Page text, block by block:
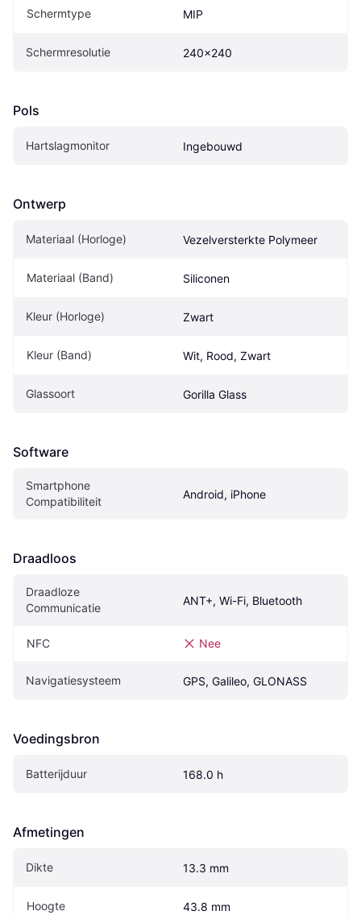
Schermtype MIP
Schermresolutie 240x240
Pols
Hartslagmonitor Ingebouwd
Ontwerp
Materiaal (Horloge) Vezelversterkte Polymeer
Materiaal (Band) Siliconen
Kleur (Horloge) Zwart
Kleur (Band) Wit, Rood, Zwart
Glassoort Gorilla Glass
Software
Smartphone
Compatibiliteit
Android, iPhone
Draadloos
Draadloze
Communicatie
ANT+, Wi-Fi, Bluetooth
NFC Nee
Navigatiesysteem GPS, Galileo, GLONASS
Voedingsbron
Batterijduur 168.0 h
Afmetingen
Dikte 13.3 mm
Hoogte 43.8 mm